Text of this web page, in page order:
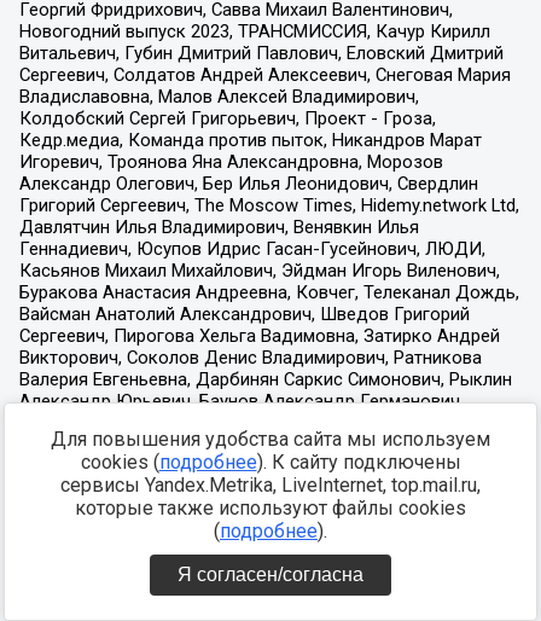
Для повышения удобства сайта мы используем
cookies (подробнее). К сайту подключены
сервисы Yandex.Metrika, LiveInternet, top.mail.ru,
которые также используют файлы cookies
(подробнее).
Я согласен/согласна